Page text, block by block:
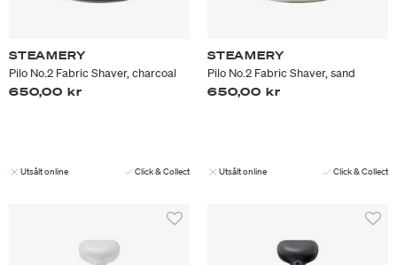
STEAMERY
Pilo No.2 Fabric Shaver, charcoal
650,00 kr
Utsålt online Click & Collect
STEAMERY
Pilo No.2 Fabric Shaver, sand
650,00 kr
Utsålt online Click & Collect